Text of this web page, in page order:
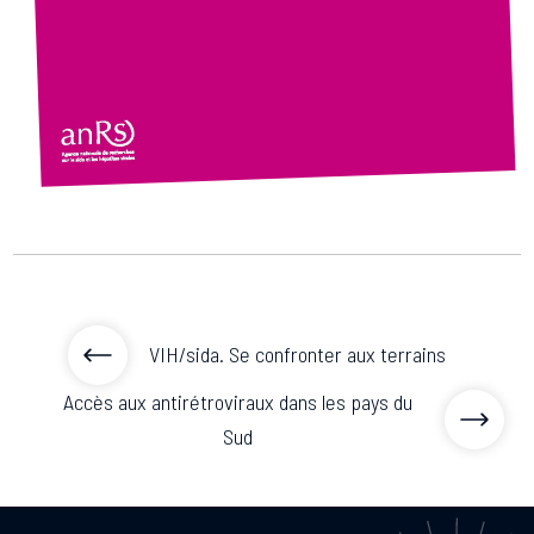
VIH/sida. Se confronter aux terrains
Accès aux antirétroviraux dans les pays du
Sud